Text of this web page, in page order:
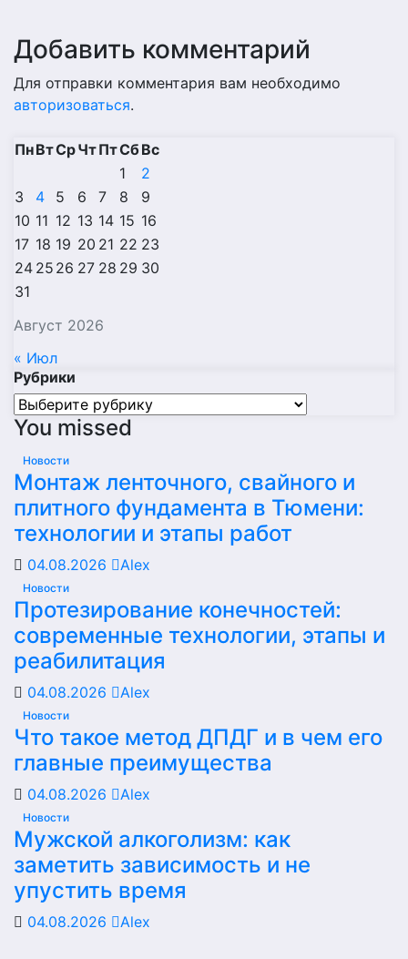
Добавить комментарий
Для отправки комментария вам необходимо
авторизоваться.
Август 2026
ПнВтСрЧтПтСбВс
1
2
3
4 5 6 7 8
9
10 11 12 13 14 15 16
17 18 19 20 21 22 23
24 25 26 27 28 29 30
31
« Июл
Рубрики
Рубрики
You missed
Новости
Монтаж ленточного, свайного и
плитного фундамента в Тюмени:
технологии и этапы работ
04.08.2026 Alex
Новости
Протезирование конечностей:
современные технологии, этапы и
реабилитация
04.08.2026 Alex
Новости
Что такое метод ДПДГ и в чем его
главные преимущества
04.08.2026 Alex
Новости
Мужской алкоголизм: как
заметить зависимость и не
упустить время
04.08.2026 Alex